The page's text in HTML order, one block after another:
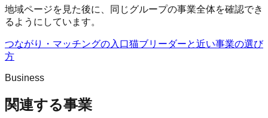
地域ページを見た後に、同じグループの事業全体を確認でき
るようにしています。
つながり・マッチングの入口猫ブリーダーと近い事業の選び
方
Business
関連する事業